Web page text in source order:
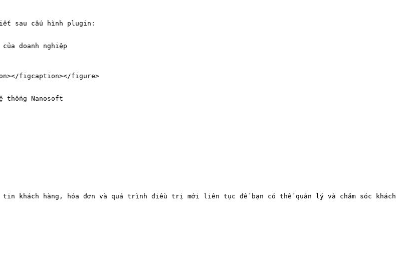
sau cấu hình plugin:
doanh nghiệp
figcaption></figure>
thống Nanosoft
khách hàng, hóa đơn và quá trình điều trị mới liên tục để bạn có thể quản lý và chăm sóc khách